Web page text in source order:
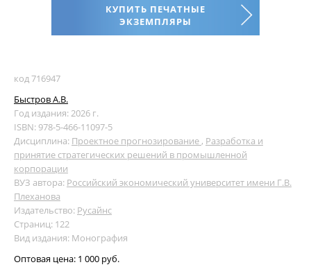
КУПИТЬ ПЕЧАТНЫЕ
ЭКЗЕМПЛЯРЫ
код 716947
Быстров А.В.
Год издания: 2026 г.
ISBN: 978-5-466-11097-5
Дисциплина: Проектное прогнозирование , Разработка и
принятие стратегических решений в промышленной
корпорации
ВУЗ автора: Российский экономический университет имени Г.В.
Плеханова
Издательство: Русайнс
Страниц: 122
Вид издания: Монография
Оптовая цена: 1 000 руб.